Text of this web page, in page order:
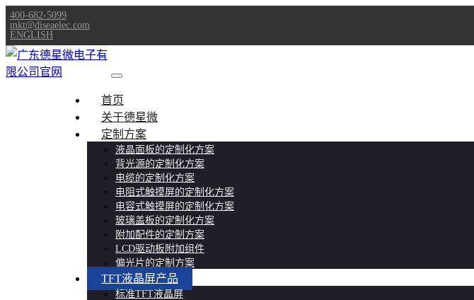
400-682-5099
mkt@diseaelec.com
ENGLISH
首页
关于德星微
定制方案
液晶面板的定制化方案
背光源的定制化方案
电缆的定制化方案
电阻式触摸屏的定制化方案
电容式触摸屏的定制化方案
玻璃盖板的定制化方案
附加配件的定制方案
LCD驱动板附加组件
偏光片的定制方案
TFT液晶屏产品
标准TFT液晶屏